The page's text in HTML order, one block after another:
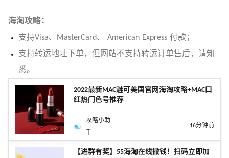
海淘攻略：
支持Visa、MasterCard、 American Express 付款；
支持转运地址下单，但网站不支持转运订单售后，请知
悉。
2022最新MAC魅可美国官网海淘攻略+MAC口
红热门色号推荐
攻略小助
手
16分钟前
【进群有奖】55海淘在线撒钱！扫码立即加